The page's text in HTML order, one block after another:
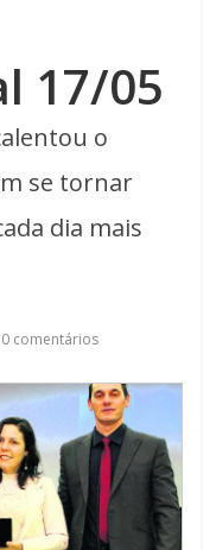
17/05
o
se tornar
dia mais
0 comentários